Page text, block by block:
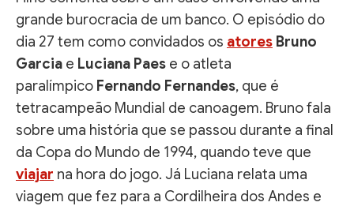
grande burocracia de um banco. O episódio do
dia 27 tem como convidados os atores Bruno
Garcia e Luciana Paes e o atleta
paralímpico Fernando Fernandes, que é
tetracampeão Mundial de canoagem. Bruno fala
sobre uma história que se passou durante a final
da Copa do Mundo de 1994, quando teve que
viajar na hora do jogo. Já Luciana relata uma
viagem que fez para a Cordilheira dos Andes e